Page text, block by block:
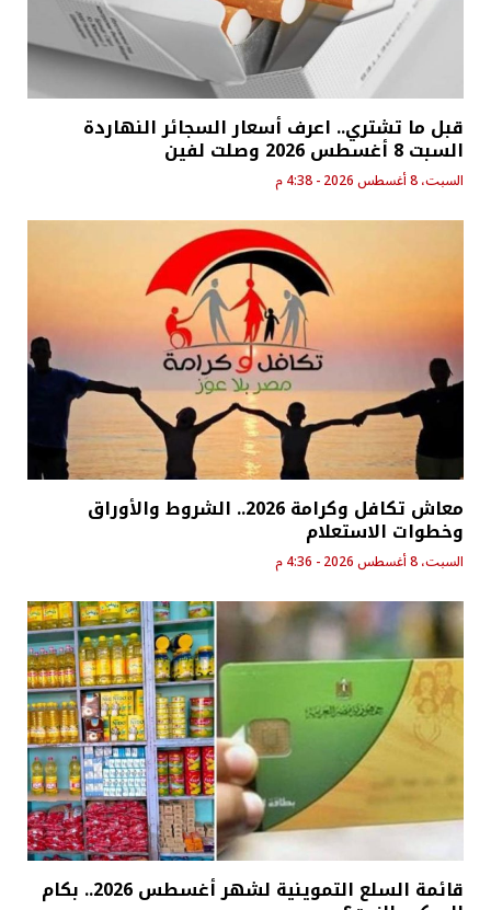
قبل ما تشتري.. اعرف أسعار السجائر النهاردة
السبت 8 أغسطس 2026 وصلت لفين
السبت، 8 أغسطس 2026 - 4:38 م
معاش تكافل وكرامة 2026.. الشروط والأوراق
وخطوات الاستعلام
السبت، 8 أغسطس 2026 - 4:36 م
قائمة السلع التموينية لشهر أغسطس 2026.. بكام